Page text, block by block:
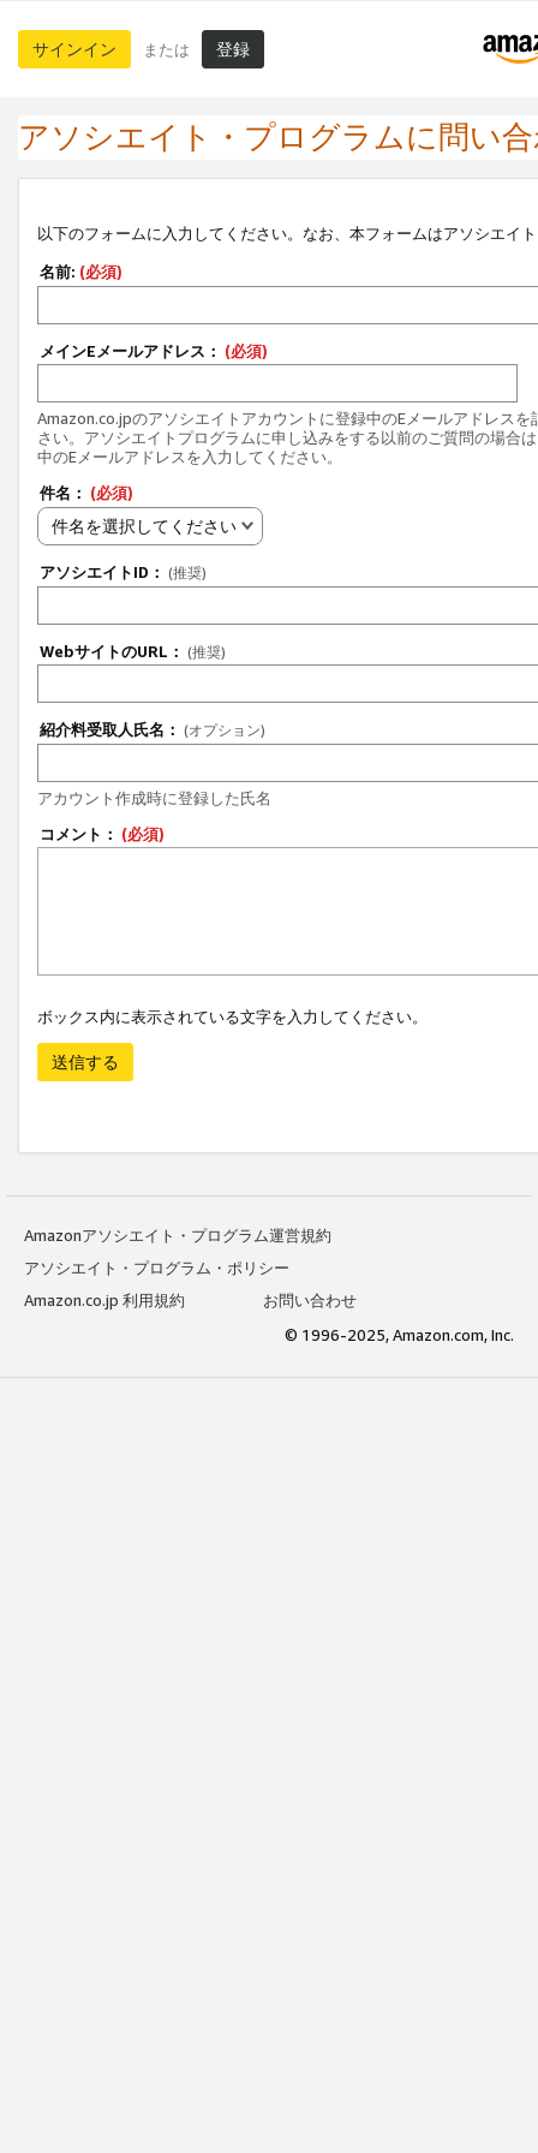
サインイン または 登録
アソシエイト・プログラムに問い
以下のフォームに入力してください。なお、本フォームはアソシエイ
名前: (必須)
メインEメールアドレス： (必須)
Amazon.co.jpのアソシエイトアカウントに登録中のEメールアドレスを
さい。アソシエイトプログラムに申し込みをする以前のご質問の場合
中のEメールアドレスを入力してください。
件名： (必須)
件名を選択してください
アソシエイトID： (推奨)
WebサイトのURL： (推奨)
紹介料受取人氏名： (オプション)
アカウント作成時に登録した氏名
コメント： (必須)
ボックス内に表示されている文字を入力してください。
送信する
Amazonアソシエイト・プログラム運営規約
アソシエイト・プログラム・ポリシー
Amazon.co.jp 利用規約
お問い合わせ
© 1996-2025, Amazon.com, Inc.